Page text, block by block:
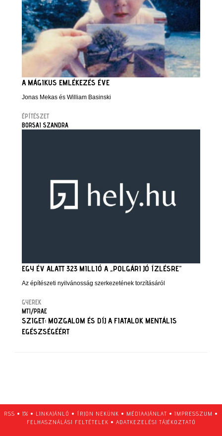
A MÁGIKUS EMLÉKEZÉS ÉVE
Jonas Mekas és William Basinski
ÉPÍTÉSZET
BORSAI SZANDRA
EGY ÉV ALATT 323 MILLIÓ A „POLGÁRI JÓ ÍZLÉSRE”
Az építészeti nyilvánosság szerkezetének torzításáról
GYEREK
MTI/PRAE
SZIGET: MOZGALOM ÉS DÍJ A FIATALOK MENTÁLIS
EGÉSZSÉGÉÉRT
RSS • 1% • LINKAJÁNLÓ • ÍRJON NEKÜNK • MÉDIAAJÁNLAT • IMPRESSZUM •
FELHASZNÁLÁSI FELTÉTELEK • ADATKEZELÉSI TÁJÉKOZTATÓ